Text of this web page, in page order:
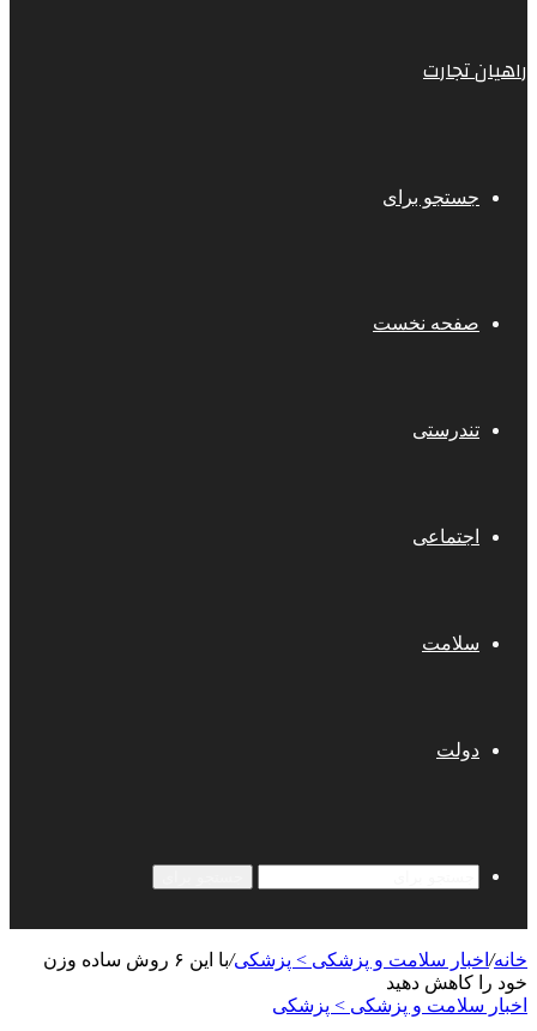
راهیان تجارت
جستجو برای
صفحه نخست
تندرستی
اجتماعی
سلامت
دولت
خانه/ اخبار سلامت و پزشکی > پزشکی/
با این ۶ روش ساده وزن
خود را کاهش دهید
اخبار سلامت و پزشکی > پزشکی